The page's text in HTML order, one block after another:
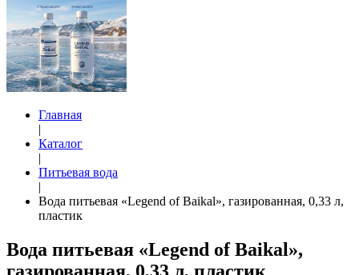
Главная
|
Каталог
|
Питьевая вода
|
Вода питьевая «Legend of Baikal», газированная, 0,33 л,
пластик
Вода питьевая «Legend of Baikal»,
газированная, 0,33 л, пластик